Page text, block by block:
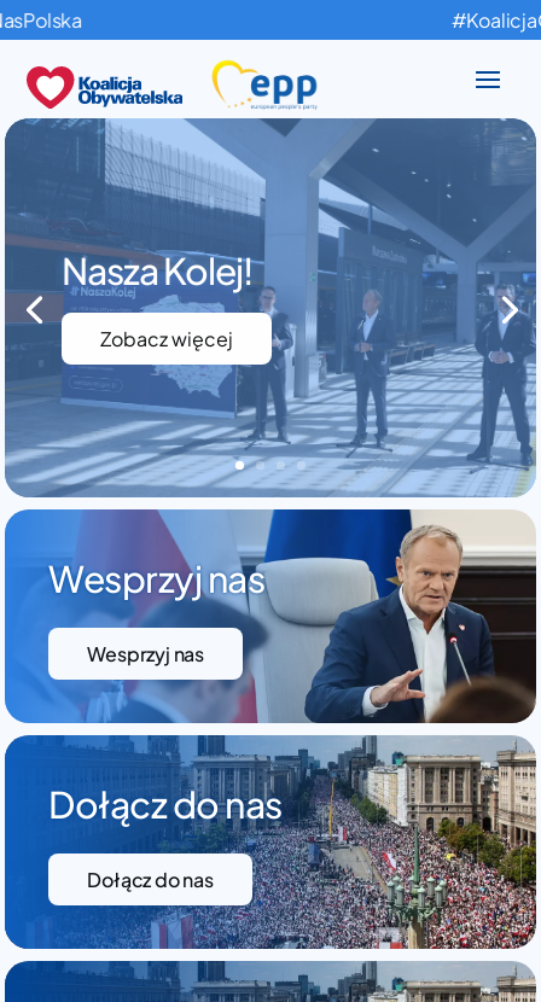
Nasza Kolej!
Zobacz więcej
Wesprzyj nas
Wesprzyj nas
Dołącz do nas
Dołącz do nas